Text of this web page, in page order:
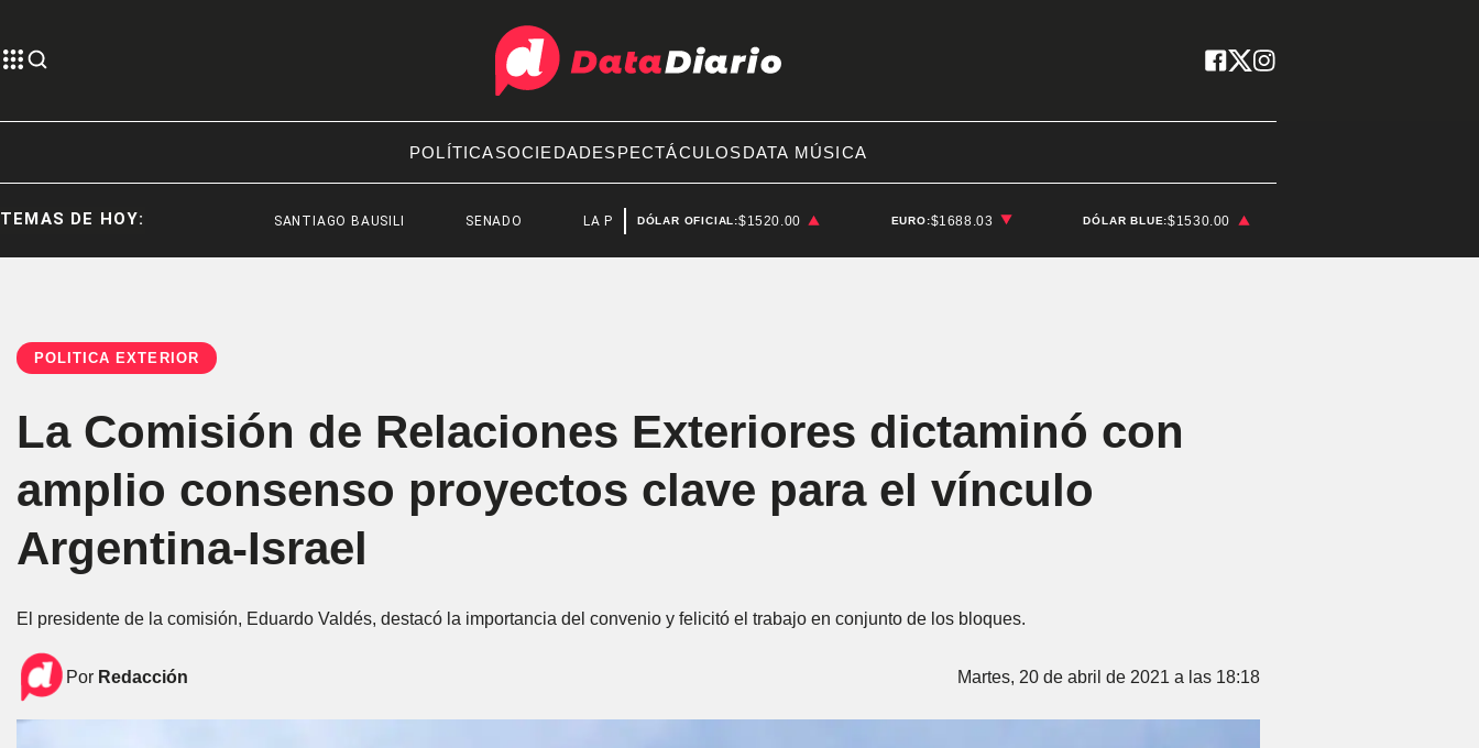
POLÍTICASOCIEDADESPECTÁCULOSDATA MÚSICA
TEMAS DE HOY: SANTIAGO BAUSILI LA PLATA DÓLAR OFICIAL:$1520.00 EURO:$1688.03 DÓLAR BLUE:$1530.00
POLÍTICA EXTERIOR
La Comisión de Relaciones Exteriores dictaminó con
amplio consenso proyectos clave para el vínculo
Argentina-Israel
El presidente de la comisión, Eduardo Valdés, destacó la importancia del convenio y felicitó el trabajo en conjunto de los bloques.
Por Redacción Martes, 20 de abril de 2021 a las 18:18